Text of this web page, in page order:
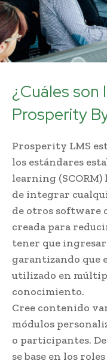
¿Cuáles son
Prosperity
Prosperity LMS
los estándares
learning
de integrar
de otros software
creada para
tener que
garantizando que
utilizado en
conocimiento.
Cree contenido
módulos
o participantes.
se base en los